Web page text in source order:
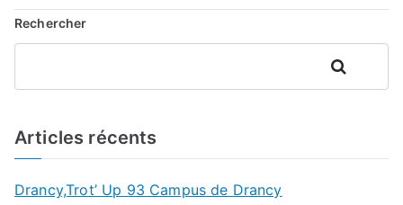
des
articles
Rechercher
Rechercher
Articles récents
Drancy,Trot’ Up 93 Campus de Drancy